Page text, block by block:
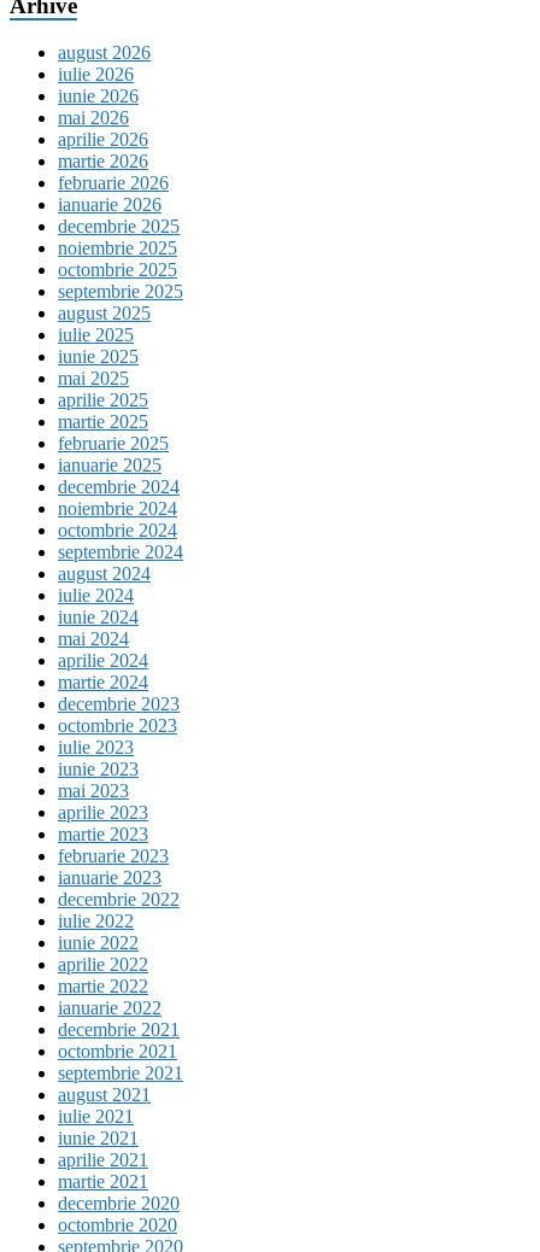
Arhive
august 2026
iulie 2026
iunie 2026
mai 2026
aprilie 2026
martie 2026
februarie 2026
ianuarie 2026
decembrie 2025
noiembrie 2025
octombrie 2025
septembrie 2025
august 2025
iulie 2025
iunie 2025
mai 2025
aprilie 2025
martie 2025
februarie 2025
ianuarie 2025
decembrie 2024
noiembrie 2024
octombrie 2024
septembrie 2024
august 2024
iulie 2024
iunie 2024
mai 2024
aprilie 2024
martie 2024
decembrie 2023
octombrie 2023
iulie 2023
iunie 2023
mai 2023
aprilie 2023
martie 2023
februarie 2023
ianuarie 2023
decembrie 2022
iulie 2022
iunie 2022
aprilie 2022
martie 2022
ianuarie 2022
decembrie 2021
octombrie 2021
septembrie 2021
august 2021
iulie 2021
iunie 2021
aprilie 2021
martie 2021
decembrie 2020
octombrie 2020
septembrie 2020